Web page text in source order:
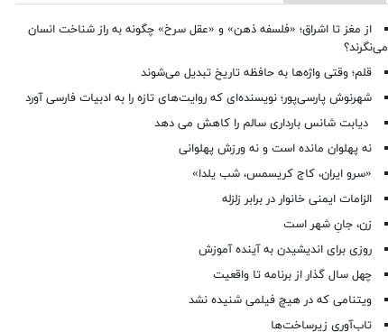
از مغز تا اشراق؛ «فلسفه ذهن» و «عقل سرخ» چگونه به راز شناخت انسان
می‌نگرند؟
قلم؛ وقتی واژه‌ها به حافظه تاریخ تبدیل می‌شوند
شهرنوش پارسی‌پور؛ نویسنده‌ای که روایت‌های تازه را به ادبیات فارسی آورد
دیابت شانس بارداری سالم را کاهش می دهد
نه پهلوان مانده است و نه ورزش پهلوانی
«سرو ایران، کاج کریسمس، شب یلدا»
الزامات ایمنی خانوار در برابر زلزله
زن، جانِ شهر است
روزی برای اندیشیدن به آینده آموزش
چهل سال گذار از برنامه تا واقعیت
ویتنامی که در هیچ فیلمی شنیده نشد
تاب‌آوری زیرساخت‌ها